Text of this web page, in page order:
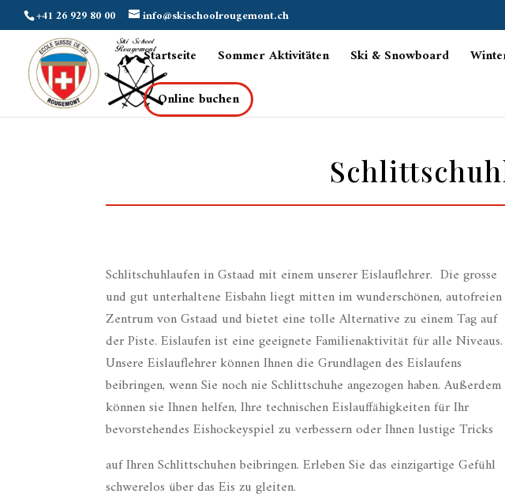
+41 26 929 80 00 info@skischoolrougemont.ch
Startseite Sommer Aktivitäten Ski & Snowboard
Online buchen
Schlitschuhlaufen in Gstaad mit einem unserer Eislauflehrer. Die grosse
und gut unterhaltene Eisbahn liegt mitten im wunderschönen, autofreien
Zentrum von Gstaad und bietet eine tolle Alternative zu einem Tag auf
der Piste. Eislaufen ist eine geeignete Familienaktivität für alle Niveaus.
Unsere Eislauflehrer können Ihnen die Grundlagen des Eislaufens
beibringen, wenn Sie noch nie Schlittschuhe angezogen haben. Außerdem
können sie Ihnen helfen, Ihre technischen Eislauffähigkeiten für Ihr
bevorstehendes Eishockeyspiel zu verbessern oder Ihnen lustige Tricks
auf Ihren Schlittschuhen beibringen. Erleben Sie das einzigartige Gefühl
schwerelos über das Eis zu gleiten.